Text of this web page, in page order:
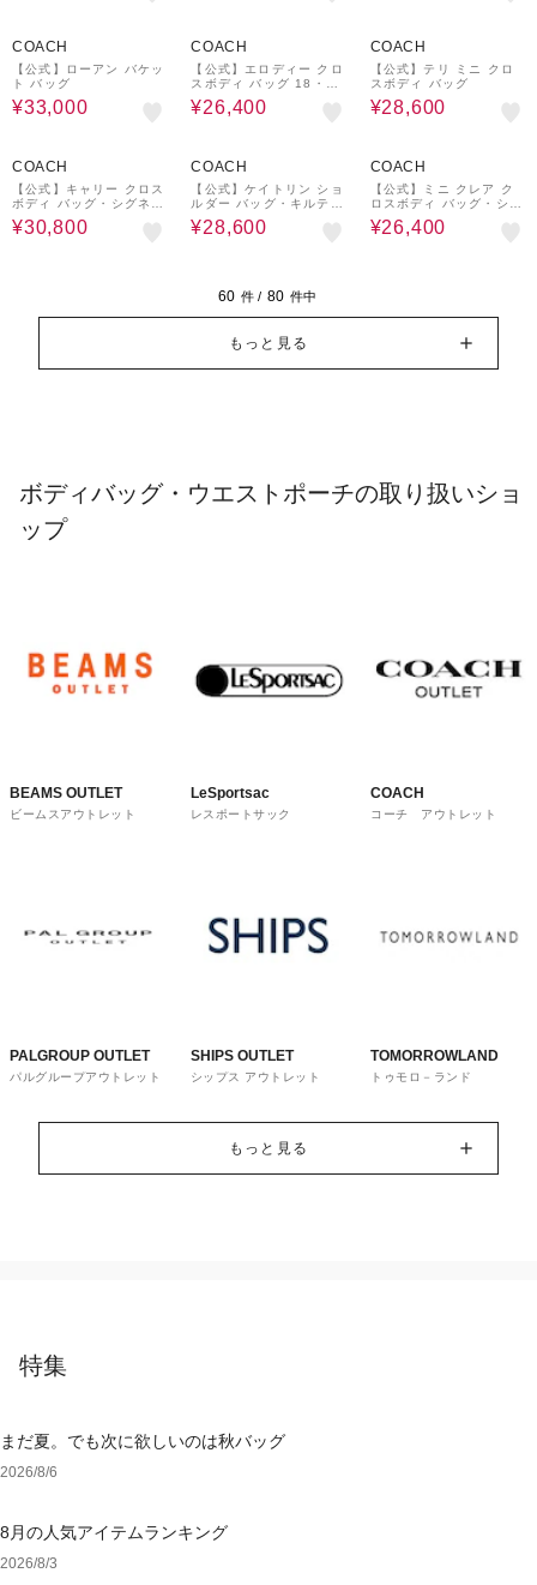
COACH
【公式】ローアン バケッ
ト バッグ
¥33,000
COACH
【公式】エロディー クロ
スボディ バッグ 18・シ
グネチャー キャンバス
¥26,400
COACH
【公式】テリ ミニ クロ
スボディ バッグ
¥28,600
COACH
【公式】キャリー クロス
ボディ バッグ・シグネチ
ャー キャンバス
¥30,800
COACH
【公式】ケイトリン ショ
ルダー バッグ・キルティ
ング アンド チャーム
¥28,600
COACH
【公式】ミニ クレア ク
ロスボディ バッグ・シグ
ネチャー キャンバス
¥26,400
60 件 / 80 件中
もっと見る
ボディバッグ・ウエストポーチの取り扱いショ
ップ
BEAMS OUTLET
ビームスアウトレット
LeSportsac
レスポートサック
COACH
コーチ アウトレット
PALGROUP OUTLET
パルグループアウトレット
SHIPS OUTLET
シップス アウトレット
TOMORROWLAND
トゥモロ－ランド
もっと見る
特集
まだ夏。でも次に欲しいのは秋バッグ
2026/8/6
8月の人気アイテムランキング
2026/8/3